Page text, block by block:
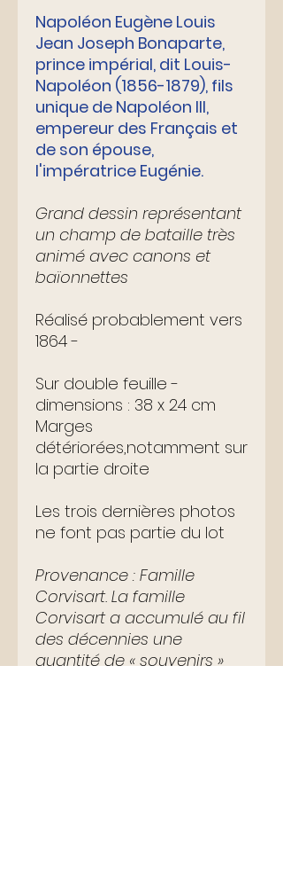
Napoléon Eugène Louis
Jean Joseph Bonaparte,
prince impérial, dit Louis-
Napoléon (1856-1879), fils
unique de Napoléon III,
empereur des Français et
de son épouse,
l'impératrice Eugénie.
Grand dessin représentant
un champ de bataille très
animé avec canons et
baïonnettes
Réalisé probablement vers
1864 -
Sur double feuille -
dimensions : 38 x 24 cm
Marges
détériorées,notamment sur
la partie droite
Les trois dernières photos
ne font pas partie du lot
Provenance : Famille
Corvisart. La famille
Corvisart a accumulé au fil
des décennies une
quantité de « souvenirs »